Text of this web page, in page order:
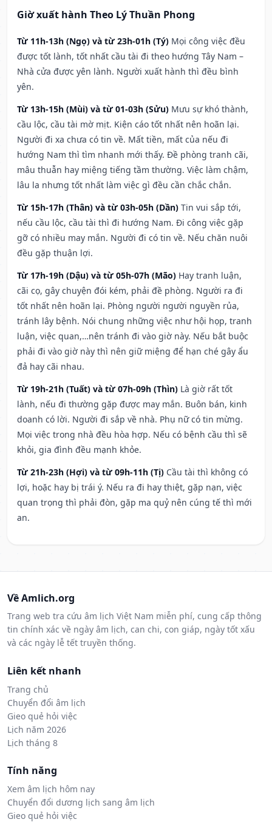
Giờ xuất hành Theo Lý Thuần Phong
Từ 11h-13h (Ngọ) và từ 23h-01h (Tý) Mọi công việc đều
được tốt lành, tốt nhất cầu tài đi theo hướng Tây Nam –
Nhà cửa được yên lành. Người xuất hành thì đều bình
yên.
Từ 13h-15h (Mùi) và từ 01-03h (Sửu) Mưu sự khó thành,
cầu lộc, cầu tài mờ mịt. Kiện cáo tốt nhất nên hoãn lại.
Người đi xa chưa có tin về. Mất tiền, mất của nếu đi
hướng Nam thì tìm nhanh mới thấy. Đề phòng tranh cãi,
mâu thuẫn hay miệng tiếng tầm thường. Việc làm chậm,
lâu la nhưng tốt nhất làm việc gì đều cần chắc chắn.
Từ 15h-17h (Thân) và từ 03h-05h (Dần) Tin vui sắp tới,
nếu cầu lộc, cầu tài thì đi hướng Nam. Đi công việc gặp
gỡ có nhiều may mắn. Người đi có tin về. Nếu chăn nuôi
đều gặp thuận lợi.
Từ 17h-19h (Dậu) và từ 05h-07h (Mão) Hay tranh luận,
cãi cọ, gây chuyện đói kém, phải đề phòng. Người ra đi
tốt nhất nên hoãn lại. Phòng người người nguyền rủa,
tránh lây bệnh. Nói chung những việc như hội họp, tranh
luận, việc quan,…nên tránh đi vào giờ này. Nếu bắt buộc
phải đi vào giờ này thì nên giữ miệng để hạn ché gây ẩu
đả hay cãi nhau.
Từ 19h-21h (Tuất) và từ 07h-09h (Thìn) Là giờ rất tốt
lành, nếu đi thường gặp được may mắn. Buôn bán, kinh
doanh có lời. Người đi sắp về nhà. Phụ nữ có tin mừng.
Mọi việc trong nhà đều hòa hợp. Nếu có bệnh cầu thì sẽ
khỏi, gia đình đều mạnh khỏe.
Từ 21h-23h (Hợi) và từ 09h-11h (Tị) Cầu tài thì không có
lợi, hoặc hay bị trái ý. Nếu ra đi hay thiệt, gặp nạn, việc
quan trọng thì phải đòn, gặp ma quỷ nên cúng tế thì mới
an.
Về Amlich.org
Trang web tra cứu âm lịch Việt Nam miễn phí, cung cấp thông
tin chính xác về ngày âm lịch, can chi, con giáp, ngày tốt xấu
và các ngày lễ tết truyền thống.
Liên kết nhanh
Trang chủ
Chuyển đổi âm lịch
Gieo quẻ hỏi việc
Lịch năm 2026
Lịch tháng 8
Tính năng
Xem âm lịch hôm nay
Chuyển đổi dương lịch sang âm lịch
Gieo quẻ hỏi việc